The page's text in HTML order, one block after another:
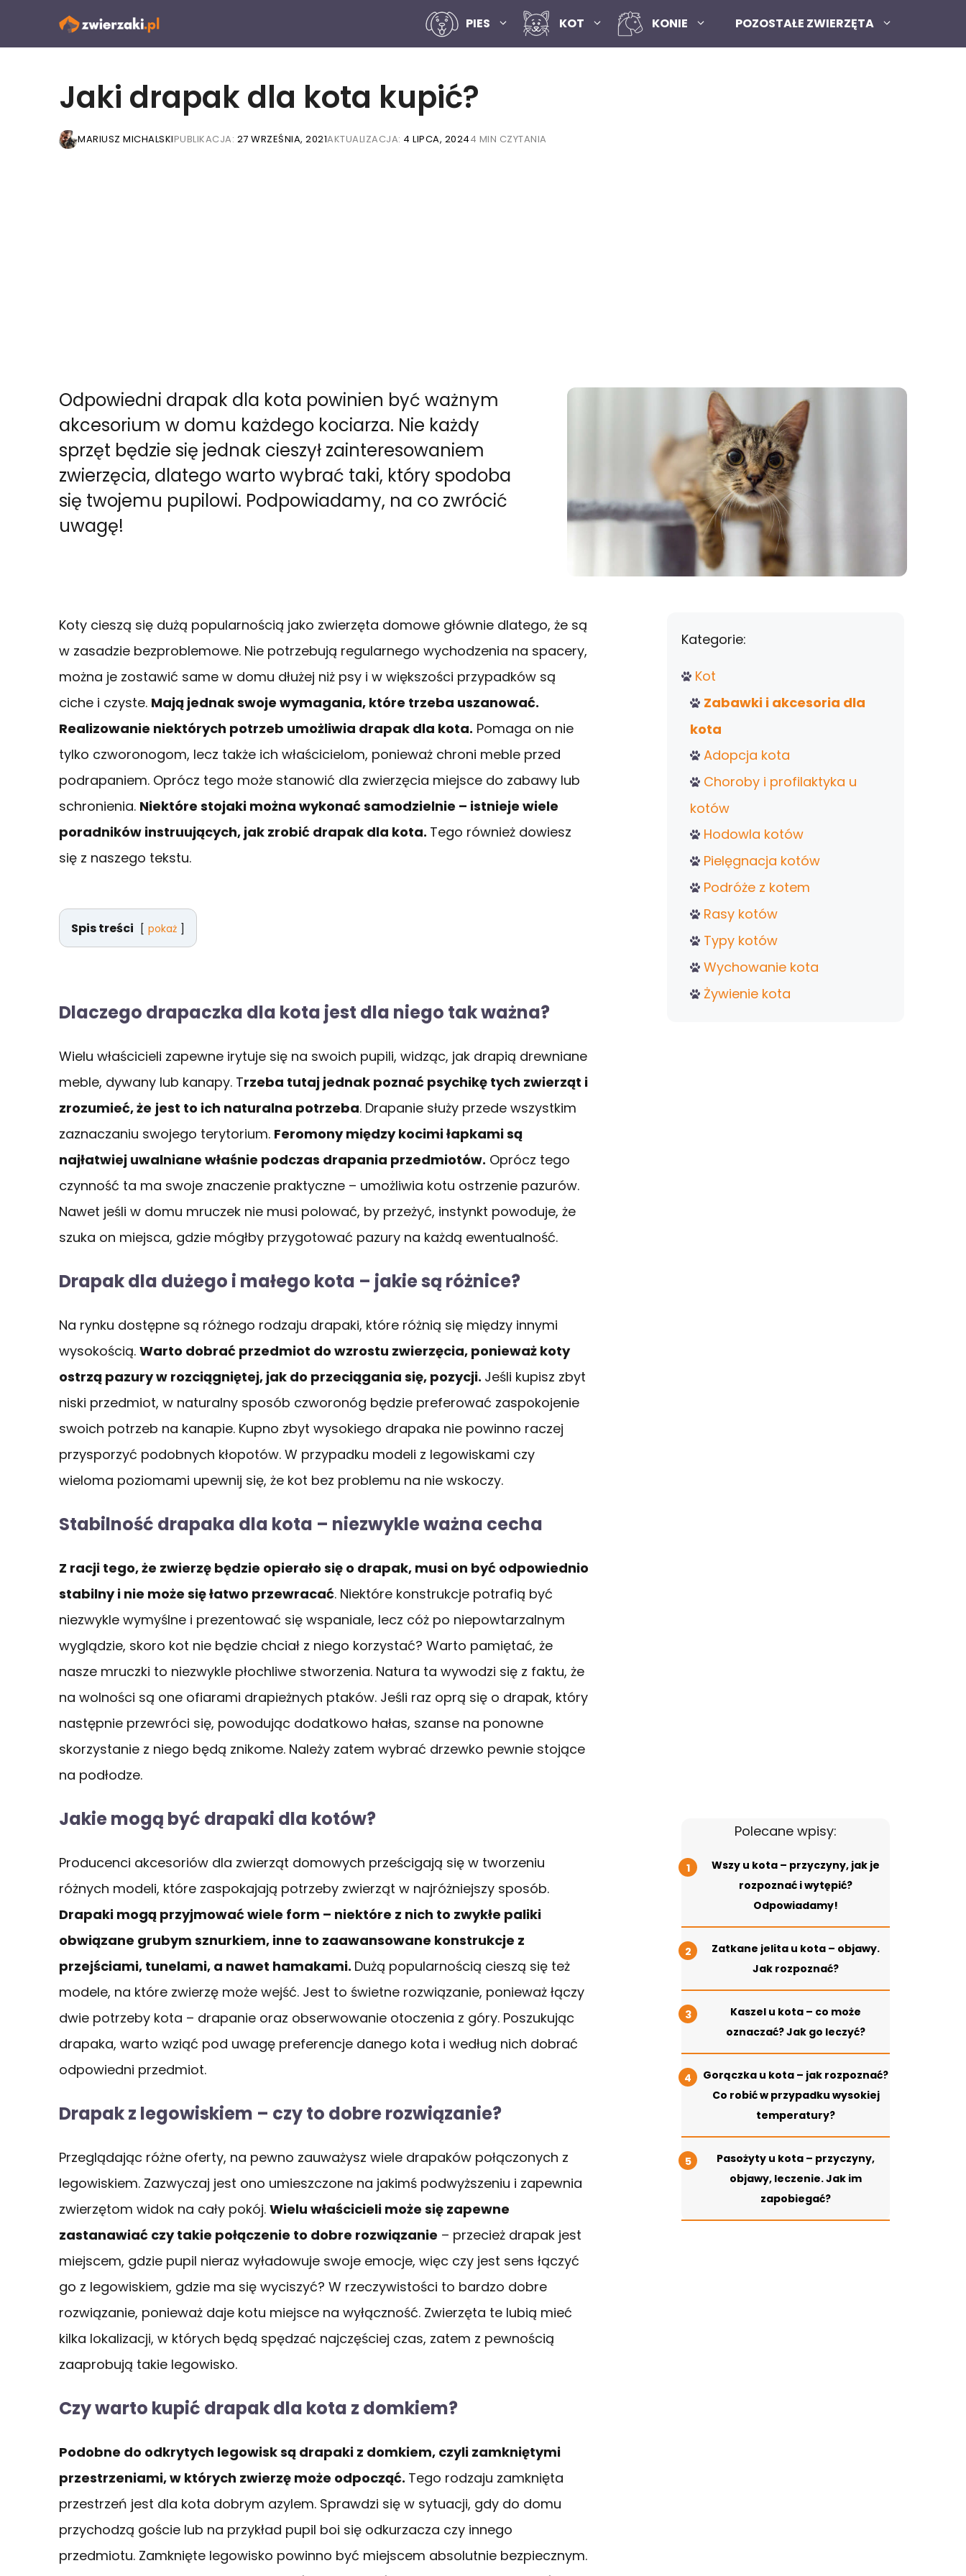
PIES KOT KONIE POZOSTAŁE ZWIERZĘTA
Jaki drapak dla kota kupić?
MARIUSZ MICHALSKIPUBLIKACJA: 27 WRZEŚNIA, 2021AKTUALIZACJA: 4 LIPCA, 20244 MIN CZYTANIA
Odpowiedni drapak dla kota powinien być ważnym
akcesorium w domu każdego kociarza. Nie każdy
sprzęt będzie się jednak cieszył zainteresowaniem
zwierzęcia, dlatego warto wybrać taki, który spodoba
się twojemu pupilowi. Podpowiadamy, na co zwrócić
uwagę!
Koty cieszą się dużą popularnością jako zwierzęta domowe głównie dlatego, że są
w zasadzie bezproblemowe. Nie potrzebują regularnego wychodzenia na spacery,
można je zostawić same w domu dłużej niż psy i w większości przypadków są
ciche i czyste. Mają jednak swoje wymagania, które trzeba uszanować.
Realizowanie niektórych potrzeb umożliwia drapak dla kota. Pomaga on nie
tylko czworonogom, lecz także ich właścicielom, ponieważ chroni meble przed
podrapaniem. Oprócz tego może stanowić dla zwierzęcia miejsce do zabawy lub
schronienia. Niektóre stojaki można wykonać samodzielnie – istnieje wiele
poradników instruujących, jak zrobić drapak dla kota. Tego również dowiesz
się z naszego tekstu.
Spis treści pokaż
Dlaczego drapaczka dla kota jest dla niego tak ważna?
Wielu właścicieli zapewne irytuje się na swoich pupili, widząc, jak drapią drewniane
meble, dywany lub kanapy. Trzeba tutaj jednak poznać psychikę tych zwierząt i
zrozumieć, że jest to ich naturalna potrzeba. Drapanie służy przede wszystkim
zaznaczaniu swojego terytorium. Feromony między kocimi łapkami są
najłatwiej uwalniane właśnie podczas drapania przedmiotów. Oprócz tego
czynność ta ma swoje znaczenie praktyczne – umożliwia kotu ostrzenie pazurów.
Nawet jeśli w domu mruczek nie musi polować, by przeżyć, instynkt powoduje, że
szuka on miejsca, gdzie mógłby przygotować pazury na każdą ewentualność.
Drapak dla dużego i małego kota – jakie są różnice?
Na rynku dostępne są różnego rodzaju drapaki, które różnią się między innymi
wysokością. Warto dobrać przedmiot do wzrostu zwierzęcia, ponieważ koty
ostrzą pazury w rozciągniętej, jak do przeciągania się, pozycji. Jeśli kupisz zbyt
niski przedmiot, w naturalny sposób czworonóg będzie preferować zaspokojenie
swoich potrzeb na kanapie. Kupno zbyt wysokiego drapaka nie powinno raczej
przysporzyć podobnych kłopotów. W przypadku modeli z legowiskami czy
wieloma poziomami upewnij się, że kot bez problemu na nie wskoczy.
Stabilność drapaka dla kota – niezwykle ważna cecha
Z racji tego, że zwierzę będzie opierało się o drapak, musi on być odpowiednio
stabilny i nie może się łatwo przewracać. Niektóre konstrukcje potrafią być
niezwykle wymyślne i prezentować się wspaniale, lecz cóż po niepowtarzalnym
wyglądzie, skoro kot nie będzie chciał z niego korzystać? Warto pamiętać, że
nasze mruczki to niezwykle płochliwe stworzenia. Natura ta wywodzi się z faktu, że
na wolności są one ofiarami drapieżnych ptaków. Jeśli raz oprą się o drapak, który
następnie przewróci się, powodując dodatkowo hałas, szanse na ponowne
skorzystanie z niego będą znikome. Należy zatem wybrać drzewko pewnie stojące
na podłodze.
Jakie mogą być drapaki dla kotów?
Producenci akcesoriów dla zwierząt domowych prześcigają się w tworzeniu
różnych modeli, które zaspokajają potrzeby zwierząt w najróżniejszy sposób.
Drapaki mogą przyjmować wiele form – niektóre z nich to zwykłe paliki
obwiązane grubym sznurkiem, inne to zaawansowane konstrukcje z
przejściami, tunelami, a nawet hamakami. Dużą popularnością cieszą się też
modele, na które zwierzę może wejść. Jest to świetne rozwiązanie, ponieważ łączy
dwie potrzeby kota – drapanie oraz obserwowanie otoczenia z góry. Poszukując
drapaka, warto wziąć pod uwagę preferencje danego kota i według nich dobrać
odpowiedni przedmiot.
Drapak z legowiskiem – czy to dobre rozwiązanie?
Przeglądając różne oferty, na pewno zauważysz wiele drapaków połączonych z
legowiskiem. Zazwyczaj jest ono umieszczone na jakimś podwyższeniu i zapewnia
zwierzętom widok na cały pokój. Wielu właścicieli może się zapewne
zastanawiać czy takie połączenie to dobre rozwiązanie – przecież drapak jest
miejscem, gdzie pupil nieraz wyładowuje swoje emocje, więc czy jest sens łączyć
go z legowiskiem, gdzie ma się wyciszyć? W rzeczywistości to bardzo dobre
rozwiązanie, ponieważ daje kotu miejsce na wyłączność. Zwierzęta te lubią mieć
kilka lokalizacji, w których będą spędzać najczęściej czas, zatem z pewnością
zaaprobują takie legowisko.
Czy warto kupić drapak dla kota z domkiem?
Podobne do odkrytych legowisk są drapaki z domkiem, czyli zamkniętymi
przestrzeniami, w których zwierzę może odpocząć. Tego rodzaju zamknięta
przestrzeń jest dla kota dobrym azylem. Sprawdzi się w sytuacji, gdy do domu
przychodzą goście lub na przykład pupil boi się odkurzacza czy innego
przedmiotu. Zamknięte legowisko powinno być miejscem absolutnie bezpiecznym.
Kategorie:
Kot
Zabawki i akcesoria dla
kota
Adopcja kota
Choroby i profilaktyka u
kotów
Hodowla kotów
Pielęgnacja kotów
Podróże z kotem
Rasy kotów
Typy kotów
Wychowanie kota
Żywienie kota
Polecane wpisy:
Wszy u kota – przyczyny, jak je
rozpoznać i wytępić?
Odpowiadamy!
Zatkane jelita u kota – objawy.
Jak rozpoznać?
Kaszel u kota – co może
oznaczać? Jak go leczyć?
Gorączka u kota – jak rozpoznać?
Co robić w przypadku wysokiej
temperatury?
Pasożyty u kota – przyczyny,
objawy, leczenie. Jak im
zapobiegać?